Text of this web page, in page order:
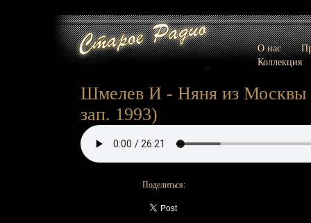
О нас
Коллекция
Шмелев И - Няня из Москвы
зап. 1993)
Поделиться: